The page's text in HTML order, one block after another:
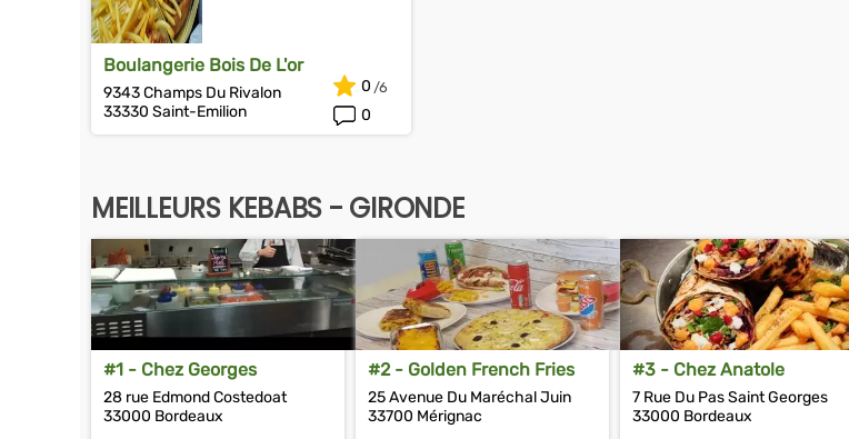
Boulangerie Bois De L'or
9343 Champs Du Rivalon
33330 Saint-Emilion
0
0
MEILLEURS KEBABS - GIRONDE
#1 - Chez Georges
28 rue Edmond Costedoat
33000 Bordeaux
#2 - Golden French Fries
25 Avenue Du Maréchal Juin
33700 Mérignac
#3 - Chez Anatole
7 Rue Du Pas Saint Georges
33000 Bordeaux